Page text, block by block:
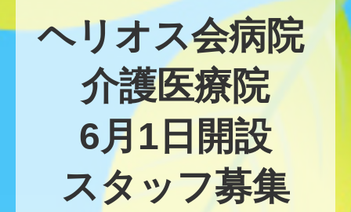
睡眠時無呼吸症候群の検査について
帯状疱疹予防ワクチン接種について
リハビリテーション科
脳ドックのご案内
交通案内
ヘリオス会病院
介護医療院
6月1日開設
スタッフ募集